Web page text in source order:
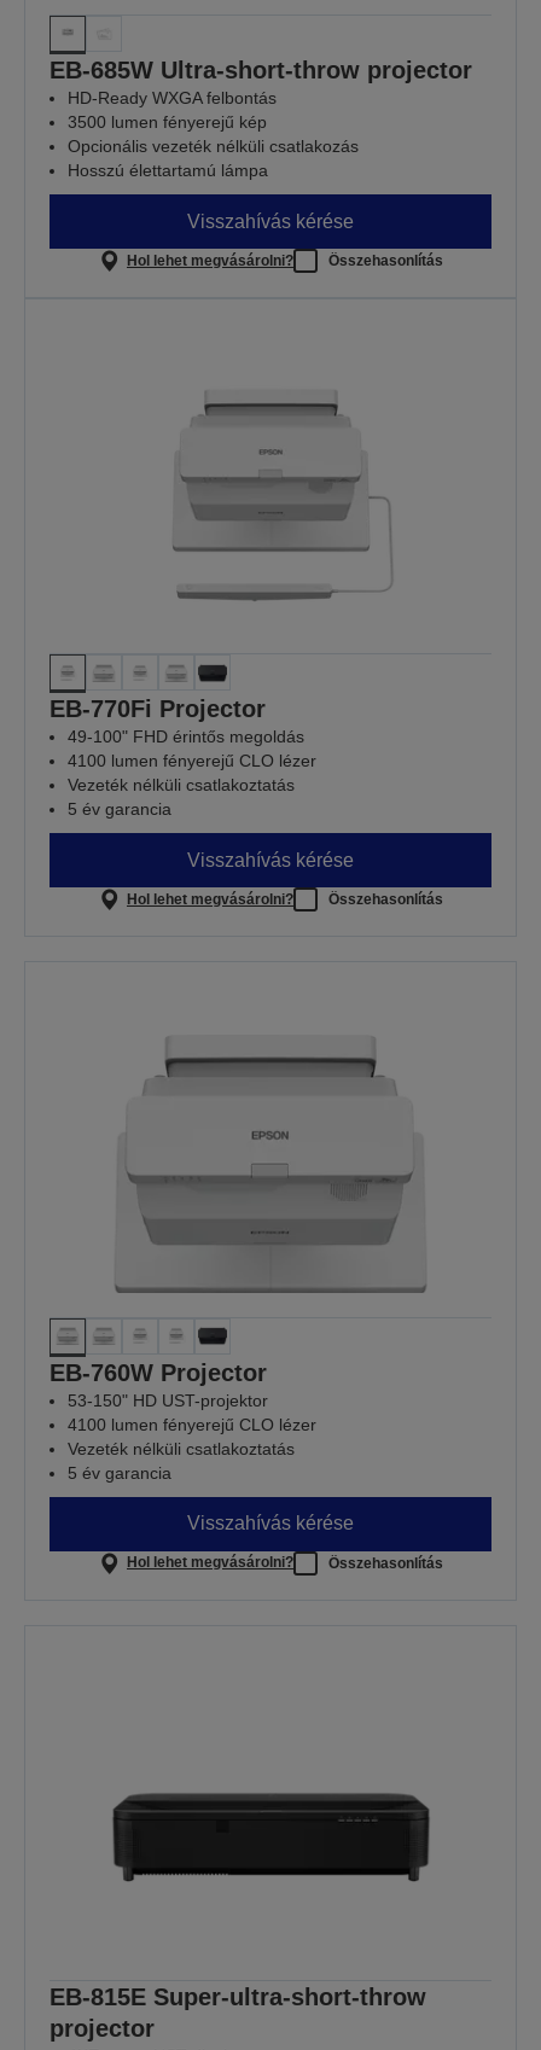
EB-685W Ultra-short-throw projector
HD-Ready WXGA felbontás
3500 lumen fényerejű kép
Opcionális vezeték nélküli csatlakozás
Hosszú élettartamú lámpa
Visszahívás kérése
Hol lehet megvásárolni? Összehasonlítás
EB-770Fi Projector
49-100" FHD érintős megoldás
4100 lumen fényerejű CLO lézer
Vezeték nélküli csatlakoztatás
5 év garancia
Visszahívás kérése
Hol lehet megvásárolni? Összehasonlítás
EB-760W Projector
53-150" HD UST-projektor
4100 lumen fényerejű CLO lézer
Vezeték nélküli csatlakoztatás
5 év garancia
Visszahívás kérése
Hol lehet megvásárolni? Összehasonlítás
EB-815E Super-ultra-short-throw
projector